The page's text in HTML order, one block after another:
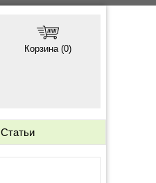
Корзина (0)
Статьи